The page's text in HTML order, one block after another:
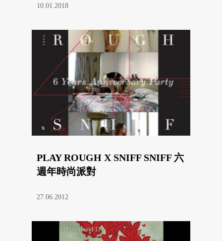
10.01.2018
PLAY ROUGH X SNIFF SNIFF 六
週年時尚派對
27.06.2012